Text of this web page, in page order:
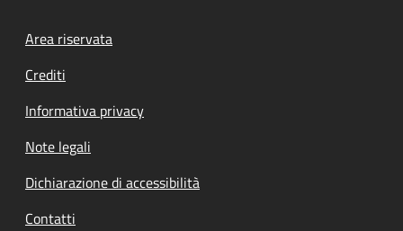
Footer menu
Area riservata
Crediti
Informativa privacy
Note legali
Dichiarazione di accessibilità
Contatti